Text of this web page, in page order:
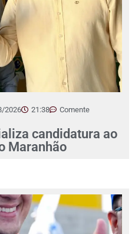
2026 21:38 Comente
candidatura ao
Maranhão